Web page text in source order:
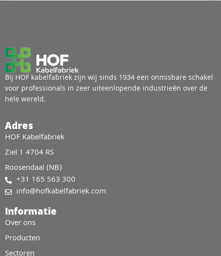
Bij HOF kabelfabriek zijn wij sinds 1934 een onmisbare schakel
voor professionals in zeer uiteenlopende industrieën over de
hele wereld.
Adres
HOF Kabelfabriek
Ziel 1 4704 RS
Roosendaal (NB)
+31 165 563 300
info@hofkabelfabriek.com
Informatie
Over ons
Producten